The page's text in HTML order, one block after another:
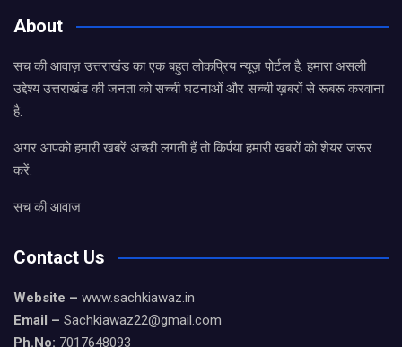
About
सच की आवाज़ उत्तराखंड का एक बहुत लोकप्रिय न्यूज़ पोर्टल है. हमारा असली
उद्देश्य उत्तराखंड की जनता को सच्ची घटनाओं और सच्ची ख़बरों से रूबरू करवाना
है.
अगर आपको हमारी खबरें अच्छी लगती हैं तो किर्पया हमारी खबरों को शेयर जरूर
करें.
सच की आवाज
Contact Us
Website – www.sachkiawaz.in
Email – Sachkiawaz22@gmail.com
Ph.No: 7017648093